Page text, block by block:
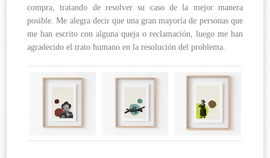
compra, tratando de resolver su caso de la mejor manera
posible. Me alegra decir que una gran mayoría de personas que
me han escrito con alguna queja o reclamación, luego me han
agradecido el trato humano en la resolución del problema.